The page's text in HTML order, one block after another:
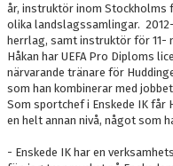
år, instruktör inom
olika landslagssamlingar.
herrlag, samt instruktör för 11-
Håkan har UEFA Pro Diploms
närvarande tränare för
som han kombinerar med
Som sportchef i Enskede IK får
en helt annan nivå, något som
- Enskede IK har en